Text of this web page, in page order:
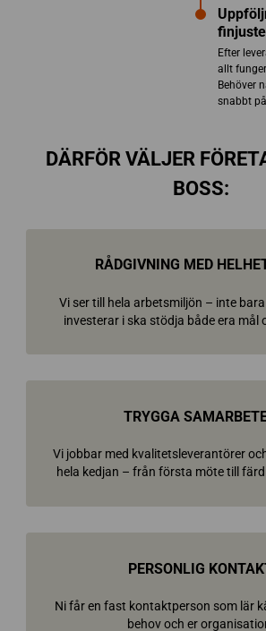
Efter
allt
Behöver
snabbt
DÄRFÖR VÄLJER
BOSS:
RÅDGIVNING MED
Vi ser till hela arbetsmiljön – inte
investerar i ska stödja både era mål
TRYGGA
Vi jobbar med kvalitetsleverantörer
hela kedjan – från första möte till
PERSONLIG
Ni får en fast kontaktperson som lär
behov och er